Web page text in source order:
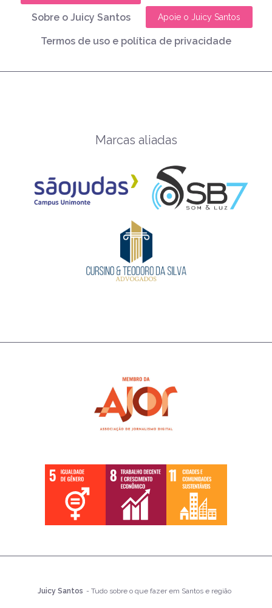
Sobre o Juicy Santos Apoie o Juicy Santos
Termos de uso e política de privacidade
Marcas aliadas
Juicy Santos - Tudo sobre o que fazer em Santos e região